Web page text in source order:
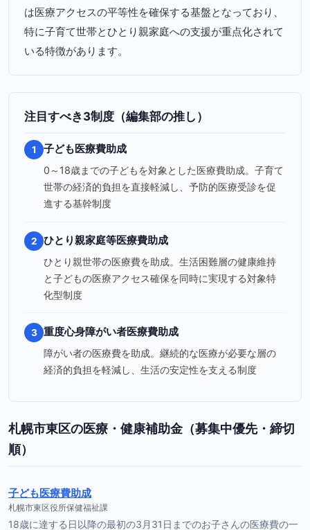
は医療アクセスの平等性を確保する基盤となっており、
特に子育て世帯とひとり親家庭への支援が重点化されて
いる特徴があります。
注目すべき3制度（編集部の推し）
1 子ども医療費助成
0～18歳までの子どもを対象とした医療費助成。子育て
世帯の経済的負担を直接軽減し、予防的医療受診を促
進する基幹制度
2 ひとり親家庭等医療費助成
ひとり親世帯の医療費を助成。生活困難層の健康維持
と子どもの医療アクセス確保を同時に実現する対象特
化型制度
3 重度心身障がい者医療費助成
障がい者の医療費を助成。継続的な医療が必要な層の
経済的負担を軽減し、生活の安定性を支える制度
札幌市東区の医療・健康補助金（募集中優先・締切
順）
子ども医療費助成
札幌市東区役所保健福祉課
18歳に達する日以降の最初の3月31日までのお子さんの医療費の一